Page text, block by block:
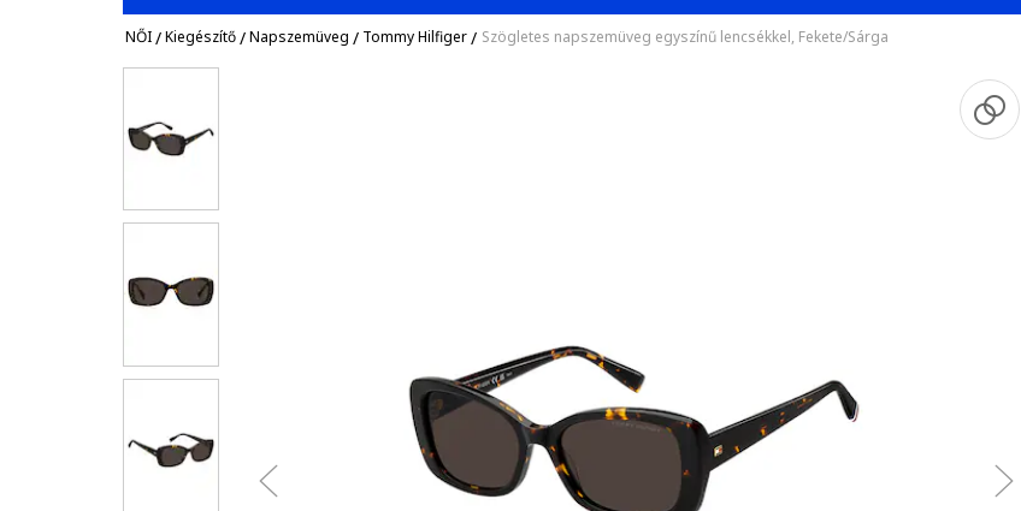
NŐI/Kiegészítő/Napszemüveg / Tommy Hilfiger/ Szögletes napszemüveg egyszínű lencsékkel, Fekete/Sárga